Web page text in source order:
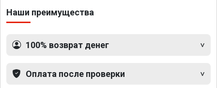
Наши преимущества
100% возврат денег
Оплата после проверки